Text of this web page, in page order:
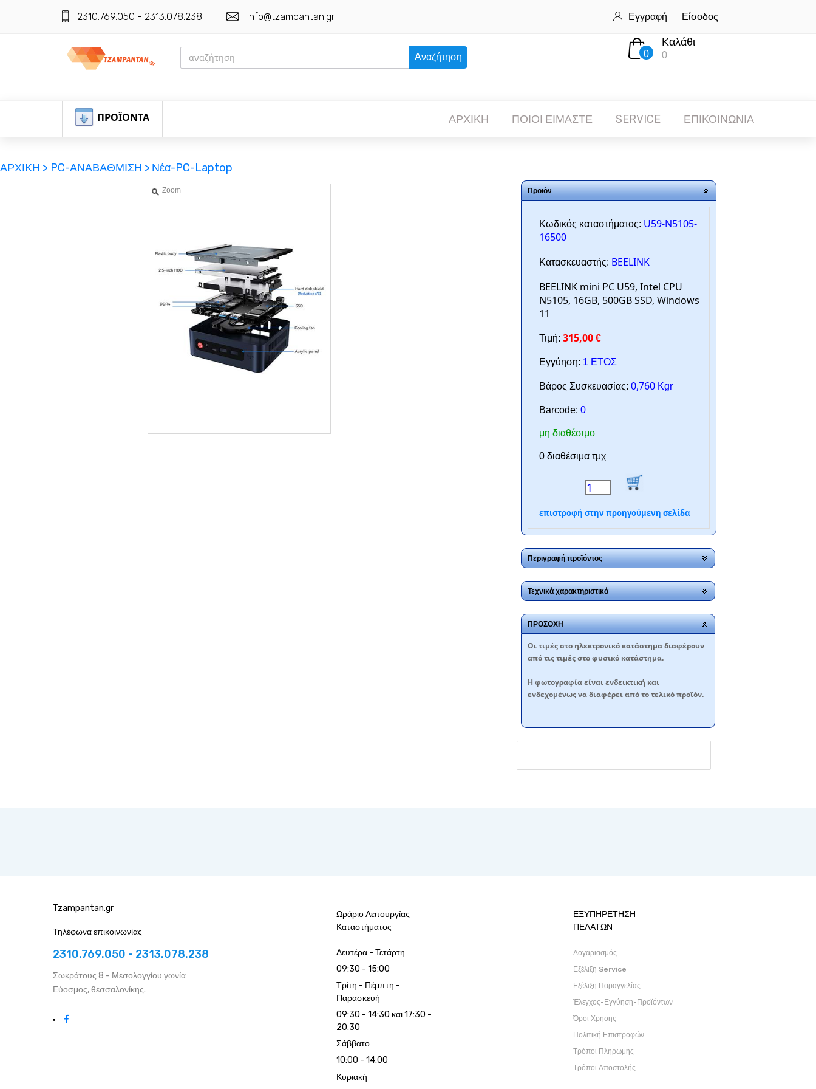
2310.769.050 - 2313.078.238 info@tzampantan.gr Εγγραφή Είσοδος
Αναζήτηση 0
Καλάθι
0
ΠΡΟΪΟΝΤΑ ΑΡΧΙΚΗ ΠΟΙΟΙ ΕΙΜΑΣΤΕ SERVICE ΕΠΙΚΟΙΝΩΝΙΑ
ΑΡΧΙΚΗ > PC-ΑΝΑΒΑΘΜΙΣΗ > Νέα-PC-Laptop
Zoom Προϊόν
Κωδικός καταστήματος: U59-N5105-
16500
Κατασκευαστής: BEELINK
BEELINK mini PC U59, Intel CPU
N5105, 16GB, 500GB SSD, Windows
11
Τιμή: 315,00 €
Εγγύηση: 1 ΕΤΟΣ
Βάρος Συσκευασίας: 0,760 Kgr
Barcode: 0
μη διαθέσιμο
0 διαθέσιμα τμχ
επιστροφή στην προηγούμενη σελίδα
Περιγραφή προϊόντος
Τεχνικά χαρακτηριστικά
ΠΡΟΣΟΧΗ
Oι τιμές στο ηλεκτρονικό κατάστημα διαφέρουν
από τις τιμές στο φυσικό κατάστημα.
Η φωτογραφία είναι ενδεικτική και
ενδεχομένως να διαφέρει από το τελικό προϊόν.
Tzampantan.gr
Τηλέφωνα επικοινωνίας
2310.769.050 - 2313.078.238
Σωκράτους 8 - Μεσολογγίου γωνία
Εύοσμος, θεσσαλονίκης.
Ωράριο Λειτουργίας
Καταστήματος
Δευτέρα - Τετάρτη
09:30 - 15:00
Τρίτη - Πέμπτη -
Παρασκευή
09:30 - 14:30 και 17:30 -
20:30
Σάββατο
10:00 - 14:00
Κυριακή
ΕΞΥΠΗΡΕΤΗΣΗ
ΠΕΛΑΤΩΝ
Λογαριασμός
Εξέλιξη Service
Εξέλιξη Παραγγελίας
Έλεγχος-Εγγύηση-Προϊόντων
Όροι Χρήσης
Πολιτική Επιστροφών
Τρόποι Πληρωμής
Τρόποι Αποστολής